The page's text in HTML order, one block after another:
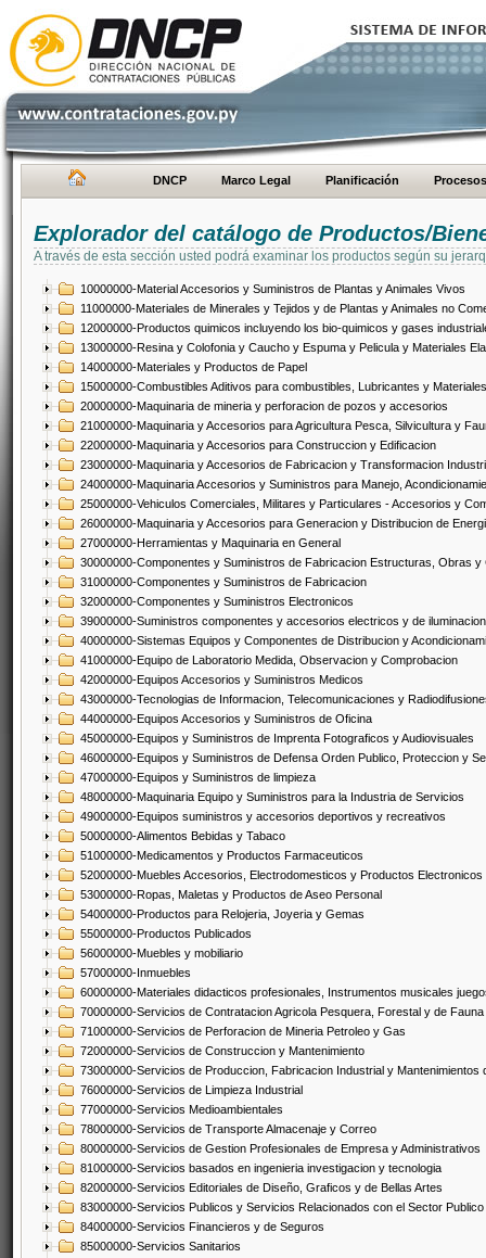
DNCP Marco Legal Planificación Procesos
Explorador del catálogo de Productos/
A través de esta sección usted podrá examinar los productos según su
10000000-Material Accesorios y Suministros de Plantas y Animales Vivos
11000000-Materiales de Minerales y Tejidos y de Plantas y Animales no
12000000-Productos quimicos incluyendo los bio-quimicos y gases
13000000-Resina y Colofonia y Caucho y Espuma y Pelicula y Materiales
14000000-Materiales y Productos de Papel
15000000-Combustibles Aditivos para combustibles, Lubricantes y
20000000-Maquinaria de mineria y perforacion de pozos y accesorios
21000000-Maquinaria y Accesorios para Agricultura Pesca, Silvicultura y
22000000-Maquinaria y Accesorios para Construccion y Edificacion
23000000-Maquinaria y Accesorios de Fabricacion y Transformacion
24000000-Maquinaria Accesorios y Suministros para Manejo,
25000000-Vehiculos Comerciales, Militares y Particulares - Accesorios y
26000000-Maquinaria y Accesorios para Generacion y Distribucion de
27000000-Herramientas y Maquinaria en General
30000000-Componentes y Suministros de Fabricacion Estructuras, Obras
31000000-Componentes y Suministros de Fabricacion
32000000-Componentes y Suministros Electronicos
39000000-Suministros componentes y accesorios electricos y de iluminacion
40000000-Sistemas Equipos y Componentes de Distribucion y
41000000-Equipo de Laboratorio Medida, Observacion y Comprobacion
42000000-Equipos Accesorios y Suministros Medicos
43000000-Tecnologias de Informacion, Telecomunicaciones y
44000000-Equipos Accesorios y Suministros de Oficina
45000000-Equipos y Suministros de Imprenta Fotograficos y Audiovisuales
46000000-Equipos y Suministros de Defensa Orden Publico, Proteccion y
47000000-Equipos y Suministros de limpieza
48000000-Maquinaria Equipo y Suministros para la Industria de Servicios
49000000-Equipos suministros y accesorios deportivos y recreativos
50000000-Alimentos Bebidas y Tabaco
51000000-Medicamentos y Productos Farmaceuticos
52000000-Muebles Accesorios, Electrodomesticos y Productos Electronicos
53000000-Ropas, Maletas y Productos de Aseo Personal
54000000-Productos para Relojeria, Joyeria y Gemas
55000000-Productos Publicados
56000000-Muebles y mobiliario
57000000-Inmuebles
60000000-Materiales didacticos profesionales, Instrumentos musicales
70000000-Servicios de Contratacion Agricola Pesquera, Forestal y de Fauna
71000000-Servicios de Perforacion de Mineria Petroleo y Gas
72000000-Servicios de Construccion y Mantenimiento
73000000-Servicios de Produccion, Fabricacion Industrial y Mantenimientos
76000000-Servicios de Limpieza Industrial
77000000-Servicios Medioambientales
78000000-Servicios de Transporte Almacenaje y Correo
80000000-Servicios de Gestion Profesionales de Empresa y Administrativos
81000000-Servicios basados en ingenieria investigacion y tecnologia
82000000-Servicios Editoriales de Diseño, Graficos y de Bellas Artes
83000000-Servicios Publicos y Servicios Relacionados con el Sector Publico
84000000-Servicios Financieros y de Seguros
85000000-Servicios Sanitarios